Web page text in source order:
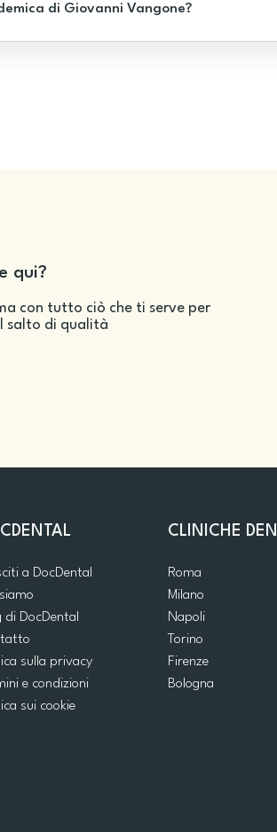
di Giovanni Vangone?
qui?
con tutto ciò che ti serve per
salto di qualità
a DocDental
di DocDental
sulla privacy
e condizioni
sui cookie
CLINICHE
Roma
Milano
Napoli
Torino
Firenze
Bologna